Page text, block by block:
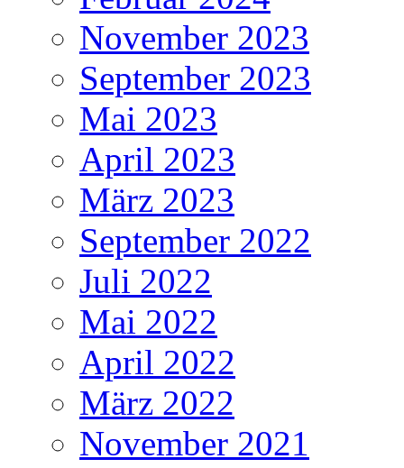
November 2023
September 2023
Mai 2023
April 2023
März 2023
September 2022
Juli 2022
Mai 2022
April 2022
März 2022
November 2021